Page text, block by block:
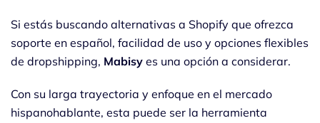
Si estás buscando alternativas a Shopify que ofrezca
soporte en español, facilidad de uso y opciones flexibles
de dropshipping, Mabisy es una opción a considerar.
Con su larga trayectoria y enfoque en el mercado
hispanohablante, esta puede ser la herramienta